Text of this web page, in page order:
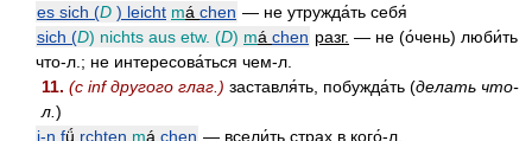
es sich (D ) leicht má chen — не утружда́ть себя́
sich (D) nichts aus etw. (D) má chen разг. — не (о́чень) люби́ть
что-л.; не интересова́ться чем-л.
11. (с inf другого глаг. ) заставля́ть, побужда́ть (делать что-
л. )
j-n fǘ rchten má chen — всели́ть страх в кого́-л.